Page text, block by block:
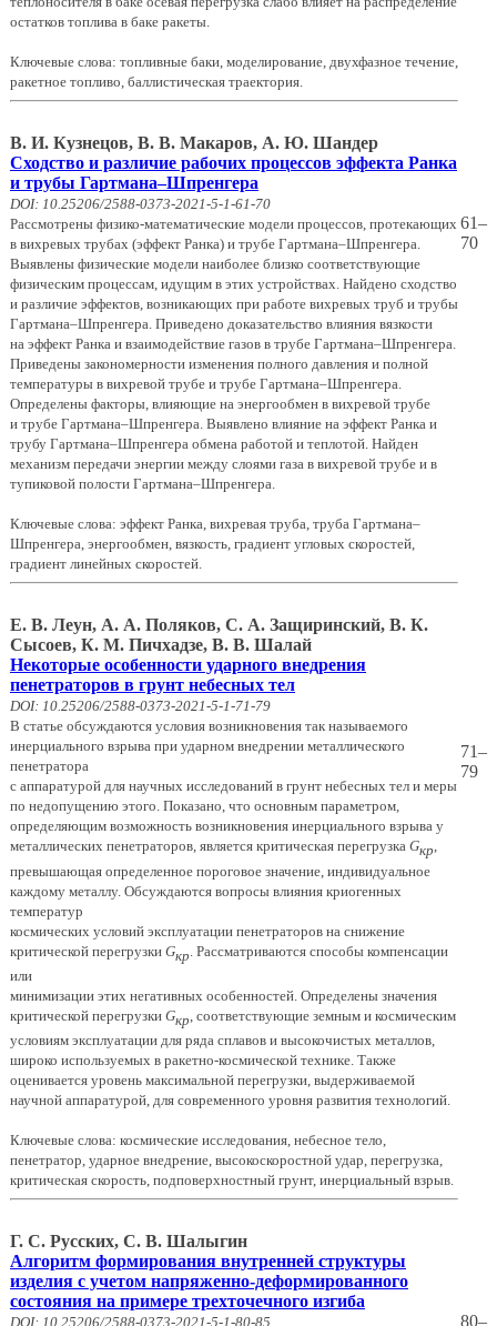
остатков топлива в баке ракеты.
Ключевые слова: топливные баки, моделирование, двухфазное течение,
ракетное топливо, баллистическая траектория.
В. И. Кузнецов, В. В. Макаров, А. Ю. Шандер
Сходство и различие рабочих процессов эффекта Ранка
и трубы Гартмана–Шпренгера
DOI: 10.25206/2588-0373-2021-5-1-61-70
Рассмотрены физико-математические модели процессов, протекающих
в вихревых трубах (эффект Ранка) и трубе Гартмана–Шпренгера.
Выявлены физические модели наиболее близко соответствующие
физическим процессам, идущим в этих устройствах. Найдено сходство
и различие эффектов, возникающих при работе вихревых труб и трубы
Гартмана–Шпренгера. Приведено доказательство влияния вязкости
на эффект Ранка и взаимодействие газов в трубе Гартмана–Шпренгера.
Приведены закономерности изменения полного давления и полной
температуры в вихревой трубе и трубе Гартмана–Шпренгера.
Определены факторы, влияющие на энергообмен в вихревой трубе
и трубе Гартмана–Шпренгера. Выявлено влияние на эффект Ранка и
трубу Гартмана–Шпренгера обмена работой и теплотой. Найден
механизм передачи энергии между слоями газа в вихревой трубе и в
тупиковой полости Гартмана–Шпренгера.
Ключевые слова: эффект Ранка, вихревая труба, труба Гартмана–
Шпренгера, энергообмен, вязкость, градиент угловых скоростей,
градиент линейных скоростей.
61–
70
Е. В. Леун, А. А. Поляков, С. А. Защиринский, В. К.
Сысоев, К. М. Пичхадзе, В. В. Шалай
Некоторые особенности ударного внедрения
пенетраторов в грунт небесных тел
DOI: 10.25206/2588-0373-2021-5-1-71-79
В статье обсуждаются условия возникновения так называемого
инерциального взрыва при ударном внедрении металлического
пенетратора
с аппаратурой для научных исследований в грунт небесных тел и меры
по недопущению этого. Показано, что основным параметром,
определяющим возможность возникновения инерциального взрыва у
металлических пенетраторов, является критическая перегрузка Gкр,
превышающая определенное пороговое значение, индивидуальное
каждому металлу. Обсуждаются вопросы влияния криогенных
температур
космических условий эксплуатации пенетраторов на снижение
критической перегрузки Gкр . Рассматриваются способы компенсации
или
минимизации этих негативных особенностей. Определены значения
критической перегрузки Gкр , соответствующие земным и космическим
условиям эксплуатации для ряда сплавов и высокочистых металлов,
широко используемых в ракетно-космической технике. Также
оценивается уровень максимальной перегрузки, выдерживаемой
научной аппаратурой, для современного уровня развития технологий.
Ключевые слова: космические исследования, небесное тело,
пенетратор, ударное внедрение, высокоскоростной удар, перегрузка,
критическая скорость, подповерхностный грунт, инерциальный взрыв.
71–
79
Г. С. Русских, С. В. Шалыгин
Алгоритм формирования внутренней структуры
изделия с учетом напряженно-деформированного
состояния на примере трехточечного изгиба
DOI: 10.25206/2588-0373-2021-5-1-80-85
80–